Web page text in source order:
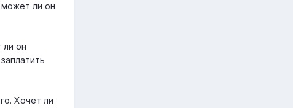
может ли он
ли он
Хочет ли